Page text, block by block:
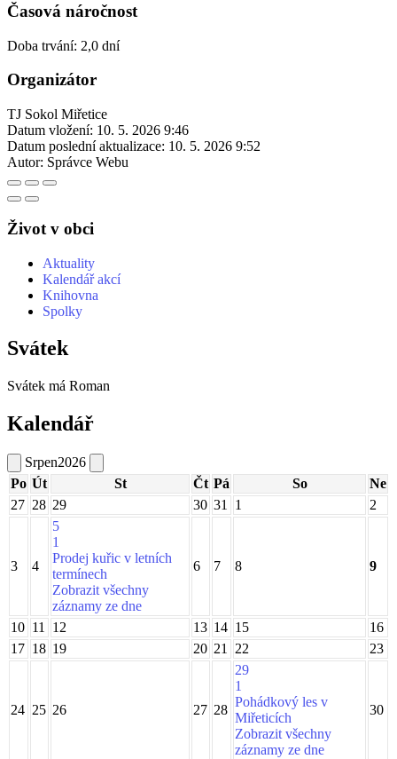
Časová náročnost
Doba trvání: 2,0 dní
Organizátor
TJ Sokol Miřetice
Datum vložení: 10. 5. 2026 9:46
Datum poslední aktualizace: 10. 5. 2026 9:52
Autor: Správce Webu
Život v obci
Aktuality
Kalendář akcí
Knihovna
Spolky
Svátek
Svátek má Roman
Kalendář
Srpen2026
Po Út St Čt Pá So
Ne
27 28 29 30 31 1 2
3 4
5
1
Prodej kuřic v letních
termínech
Zobrazit všechny
záznamy ze dne
6 7 8 9
10 11 12 13 14 15
16
17 18 19 20 21 22 23
24 25 26 27 28
29
1
Pohádkový les v
Miřeticích
Zobrazit všechny
záznamy ze dne
30